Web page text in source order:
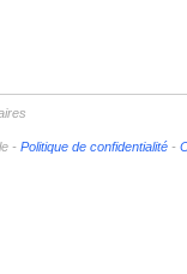
- Politique de confidentialité -